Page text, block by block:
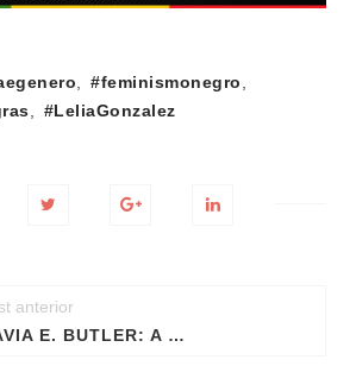
#feminismonegro
#LeliaGonzalez
anterior
OCTAVIA E. BUTLER: A RESSURREIÇÃO DA GRANDE DAMA DA FICÇÃO CIENTÍFICA